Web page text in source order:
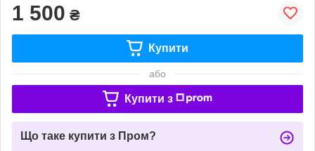
1 500 ₴
Купити
або
Купити з
Що таке купити з Пром?